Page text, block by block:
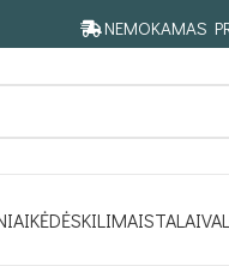
NEMOKAMAS
KĖDĖSKILIMAISTALAI